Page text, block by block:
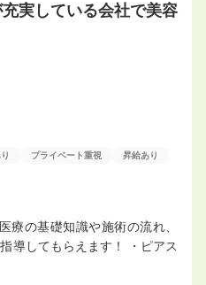
実している会社で美容
プライベート重視 昇給あり
療の基礎知識や施術の流れ、
導してもらえます！ ・ピアス